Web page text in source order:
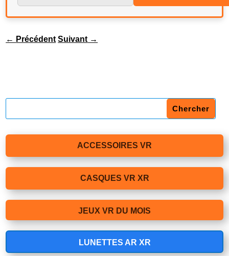
← Précédent Suivant →
ACCESSOIRES VR
CASQUES VR XR
JEUX VR DU MOIS
LUNETTES AR XR